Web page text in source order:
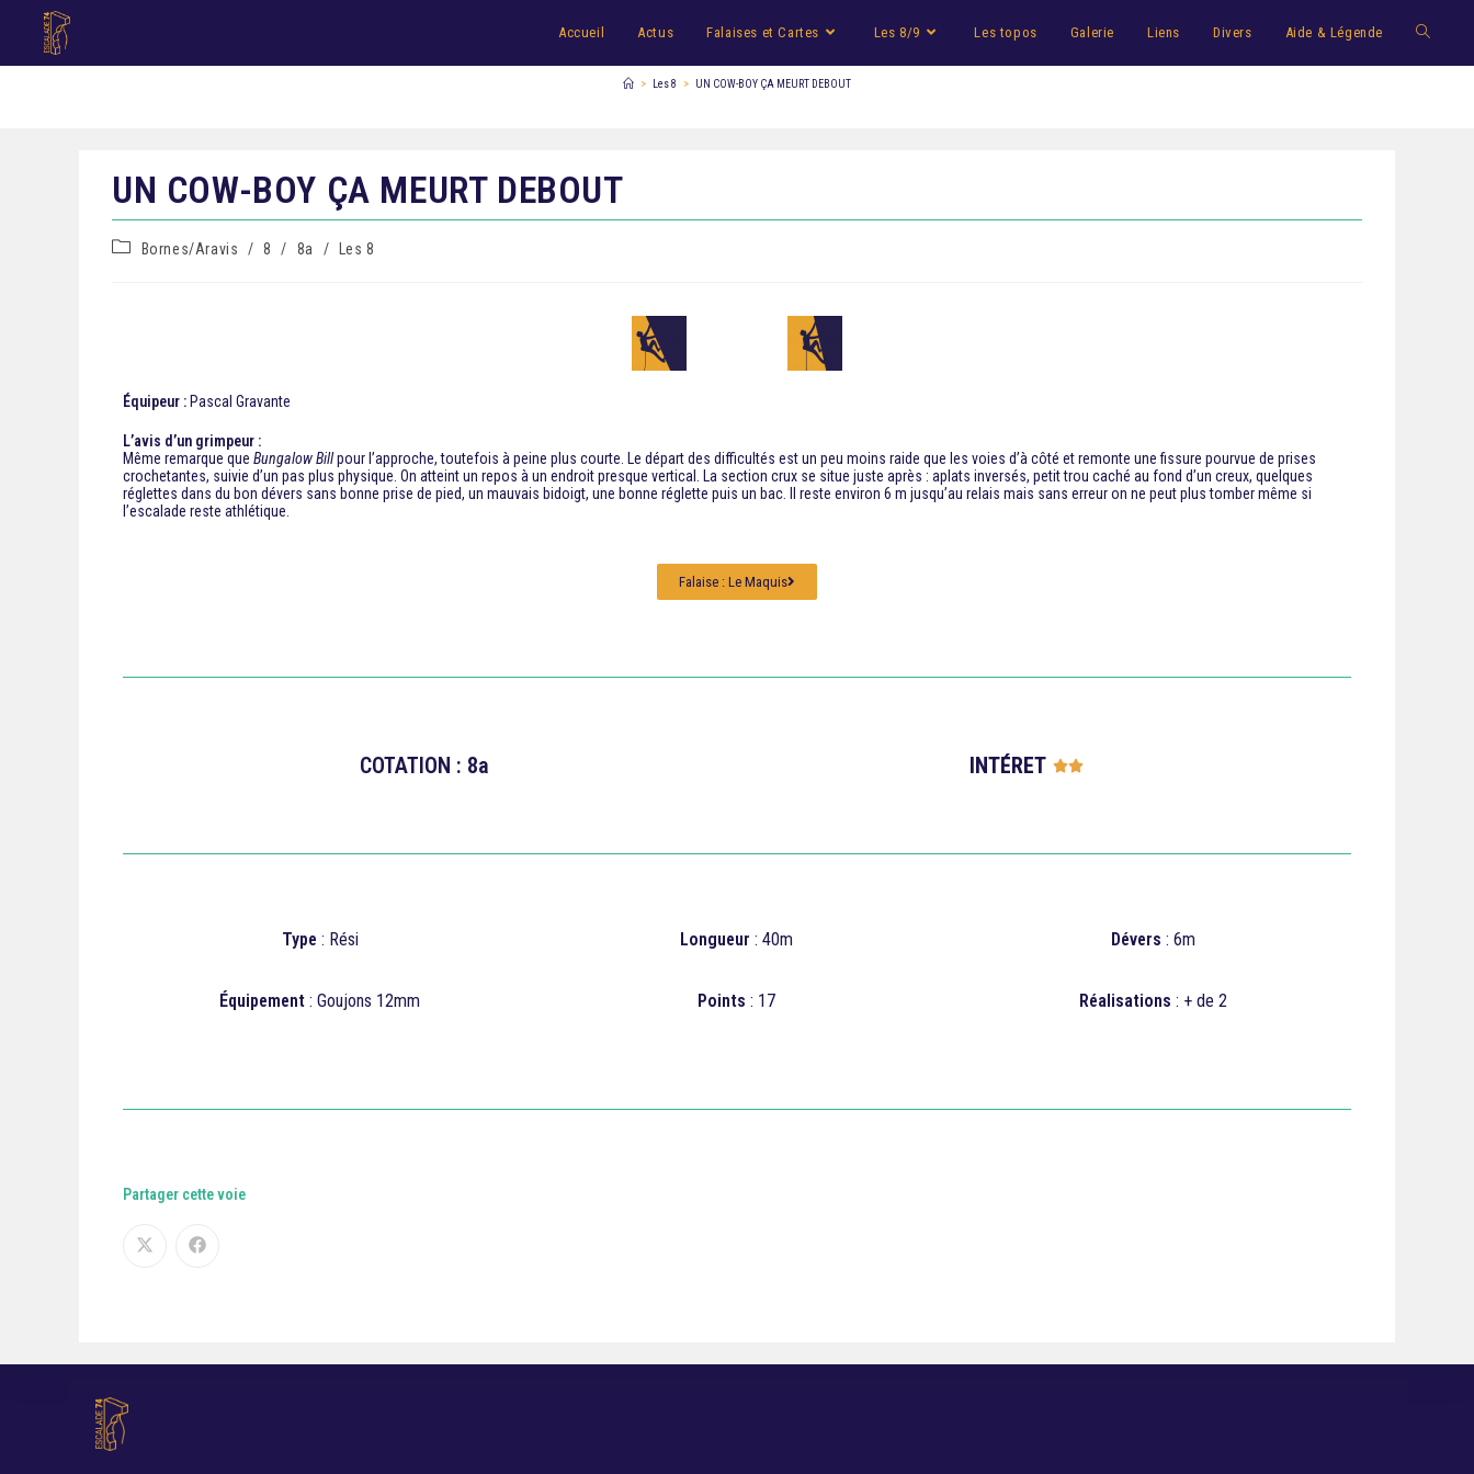
Accueil Actus Falaises et Cartes Les 8/9 Les topos Galerie Liens Divers Aide & Légende
> Les 8 > UN COW-BOY ÇA MEURT DEBOUT
UN COW-BOY ÇA MEURT DEBOUT
Bornes/Aravis / 8 / 8a / Les 8
Équipeur : Pascal Gravante
L’avis d’un grimpeur :
Même remarque que Bungalow Billpour l’approche, toutefois à peine plus courte. Le départ des difficultés est un peu moins raide que les voies d’à côté et remonte une fissure pourvue de prises
crochetantes, suivie d’un pas plus physique. On atteint un repos à un endroit presque vertical. La section crux se situe juste après : aplats inversés, petit trou caché au fond d’un creux, quelques
réglettes dans du bon dévers sans bonne prise de pied, un mauvais bidoigt, une bonne réglette puis un bac. Il reste environ 6 m jusqu’au relais mais sans erreur on ne peut plus tomber même si
l’escalade reste athlétique.
Falaise : Le Maquis
COTATION : 8a INTÉRET 
Type : Rési Longueur : 40m Dévers : 6m
Équipement : Goujons 12mm Points : 17 Réalisations : + de 2
Partager cette voie